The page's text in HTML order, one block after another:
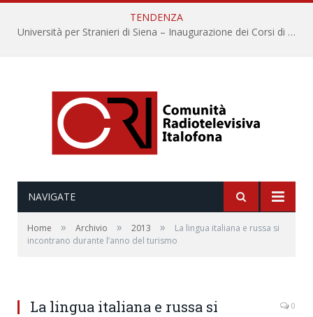
TENDENZA
Università per Stranieri di Siena – Inaugurazione dei Corsi di Lingua e Cultura Italiana, 109a annata
NAVIGATE
Home » Archivio » 2013 »
La lingua italiana e russa si
incontrano durante l’anno del turismo
La lingua italiana e russa si
0